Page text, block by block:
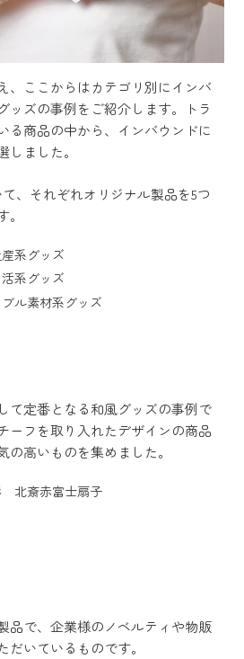
、ここからはカテゴリ別にインバ
ッズの事例をご紹介します。トラ
る商品の中から、インバウンドに
しました。
、それぞれオリジナル製品を5つ
系グッズ
系グッズ
ル素材系グッズ
て定番となる和風グッズの事例で
ーフを取り入れたデザインの商品
の高いものを集めました。
北斎赤富士扇子
品で、企業様のノベルティや物販
だいているものです。